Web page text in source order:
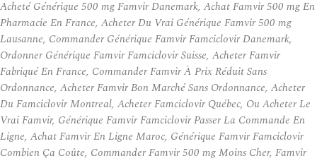
Acheté Générique 500 mg Famvir Danemark, Achat Famvir 500 mg En
Pharmacie En France, Acheter Du Vrai Générique Famvir 500 mg
Lausanne, Commander Générique Famvir Famciclovir Danemark,
Ordonner Générique Famvir Famciclovir Suisse, Acheter Famvir
Fabriqué En France, Commander Famvir À Prix Réduit Sans
Ordonnance, Acheter Famvir Bon Marché Sans Ordonnance, Acheter
Du Famciclovir Montreal, Acheter Famciclovir Québec, Ou Acheter Le
Vrai Famvir, Générique Famvir Famciclovir Passer La Commande En
Ligne, Achat Famvir En Ligne Maroc, Générique Famvir Famciclovir
Combien Ça Coûte, Commander Famvir 500 mg Moins Cher, Famvir